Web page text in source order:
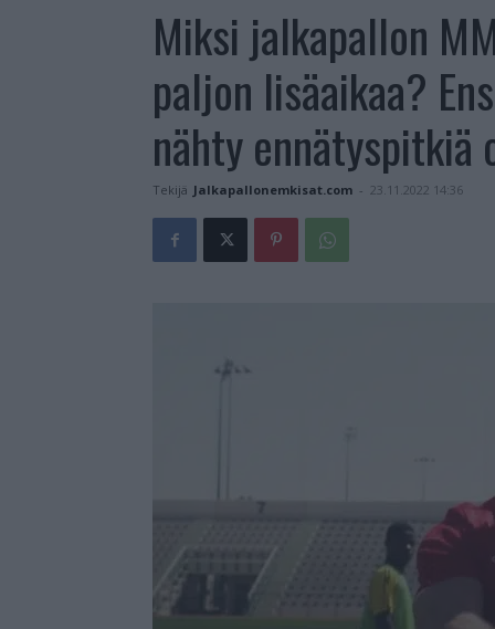
Miksi jalkapallon
paljon lisäaikaa?
nähty
Tekijä Jalkapallonemkisat.com - 23.11.2022 14:36